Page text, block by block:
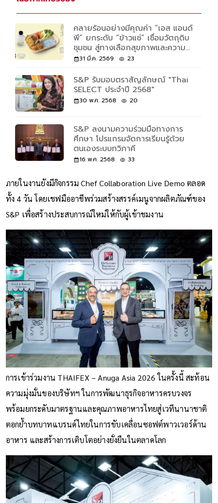
คลายร้อนอย่างมีคุณค่า “เอส แอนด์
พี” ยกระดับ “ข้าวแช่” เชื่อมวัตถุดิบ
ชุมชน สู่ทางเลือกสุขภาพและความ
ยั่งยืน
31 มี.ค. 2569 23
S&P รับมอบตราสัญลักษณ์ "Thai
SELECT ประจำปี 2568"
30 พ.ค. 2568 20
S&P ลงนามความร่วมมือทางการ
ศึกษา โปรแกรมจัดการเรียนรู้ด้วย
ตนเองระบบทวิภาคี
16 พ.ค. 2568 33
ภายในงานยังมีกิจกรรม Chef Collaboration Live Demo ตลอด
ทั้ง 4 วัน โดยเชฟมืออาชีพร่วมสร้างสรรค์เมนูจากผลิตภัณฑ์ของ
S&P เพื่อสร้างประสบการณ์ใหม่ให้กับผู้เข้าชมงาน
การเข้าร่วมงาน THAIFEX – Anuga Asia 2026 ในครั้งนี้ สะท้อน
ความมุ่งมั่นของบริษัทฯ ในการพัฒนาธุรกิจอาหารครบวงจร
พร้อมยกระดับมาตรฐานและคุณภาพอาหารไทยสู่เวทีนานาชาติ
ตอกย้ำบทบาทแบรนด์ไทยในการขับเคลื่อนซอฟต์พาวเวอร์ด้าน
อาหาร และสร้างการเติบโตอย่างยั่งยืนในตลาดโลก